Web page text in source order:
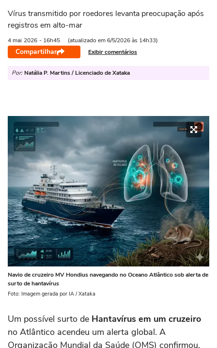
Vírus transmitido por roedores levanta preocupação após
registros em alto-mar
4 mai 2026 - 16h45 (atualizado em 6/5/2026 às 14h33)
Compartilhar Exibir comentários
Por: Natália P. Martins / Licenciado de Xataka
Navio de cruzeiro MV Hondius navegando no Oceano Atlântico sob alerta de
surto de hantavírus
Foto: Imagem gerada por IA / Xataka
Um possível surto de Hantavírus em um cruzeiro
no Atlântico acendeu um alerta global. A
Organização Mundial da Saúde (OMS) confirmou,